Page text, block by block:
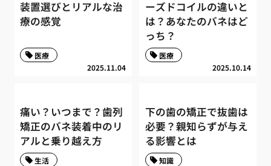
装置選びとリアルな治
療の感覚
2025.11.04
医療
ーズドコイルの違いと
は？あなたのバネはど
っち？
2025.10.14
医療
痛い？いつまで？歯列
矯正のバネ装着中のリ
アルと乗り越え方
生活
下の歯の矯正で抜歯は
必要？親知らずが与え
る影響とは
知識